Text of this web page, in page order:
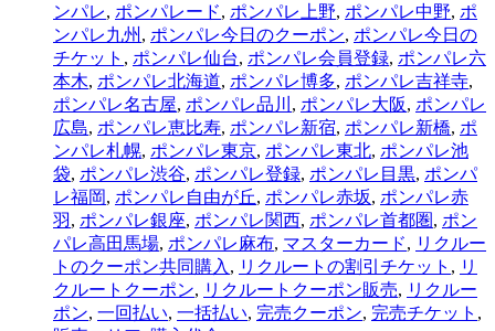
ンパレ, ポンパレード, ポンパレ上野, ポンパレ中野, ポ
ンパレ九州 , ポンパレ今日のクーポン, ポンパレ今日の
チケット , ポンパレ仙台, ポンパレ会員登録, ポンパレ六
本木, ポンパレ北海道, ポンパレ博多, ポンパレ吉祥寺,
ポンパレ名古屋, ポンパレ品川 , ポンパレ大阪, ポンパレ
広島, ポンパレ恵比寿, ポンパレ新宿, ポンパレ新橋, ポ
ンパレ札幌, ポンパレ東京, ポンパレ東北, ポンパレ池
袋, ポンパレ渋谷, ポンパレ登録, ポンパレ目黒, ポンパ
レ福岡, ポンパレ自由が丘, ポンパレ赤坂, ポンパレ赤
羽 , ポンパレ銀座, ポンパレ関西, ポンパレ首都圏 , ポン
パレ高田馬場, ポンパレ麻布, マスターカード, リクルー
トのクーポン共同購入 , リクルートの割引チケット , リ
クルートクーポン, リクルートクーポン販売, リクルー
ポン, 一回払い, 一括払い, 完売クーポン, 完売チケット ,